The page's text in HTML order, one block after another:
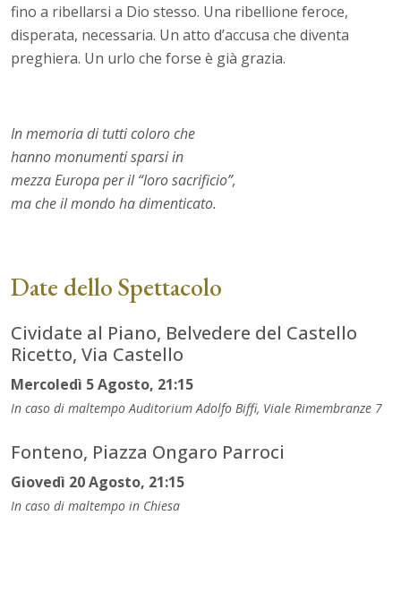
fino a ribellarsi a Dio stesso. Una ribellione feroce,
disperata, necessaria. Un atto d’accusa che diventa
preghiera. Un urlo che forse è già grazia.
In memoria di tutti coloro che
hanno monumenti sparsi in
mezza Europa per il “loro sacrificio”,
ma che il mondo ha dimenticato.
Date dello Spettacolo
Cividate al Piano, Belvedere del Castello
Ricetto, Via Castello
Mercoledì 5 Agosto, 21:15
In caso di maltempo Auditorium Adolfo Biffi, Viale Rimembranze 7
Fonteno, Piazza Ongaro Parroci
Giovedì 20 Agosto, 21:15
In caso di maltempo in Chiesa